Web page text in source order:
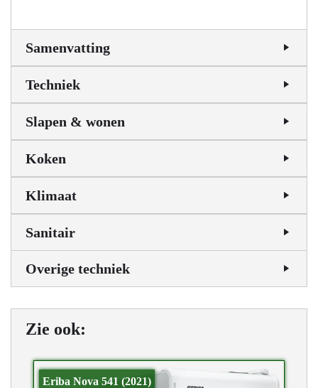
Samenvatting
Techniek
Slapen & wonen
Koken
Klimaat
Sanitair
Overige techniek
Zie ook:
Eriba Nova 541 (2021)